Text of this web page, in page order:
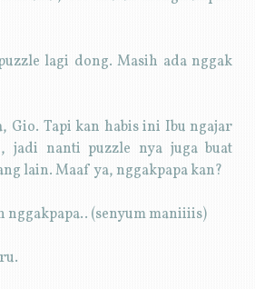
lagi dong. Masih ada nggak
Gio. Tapi kan habis ini Ibu ngajar
jadi nanti puzzle nya juga buat
lain. Maaf ya, nggakpapa kan?
nggakpapa.. (senyum maniiiis)